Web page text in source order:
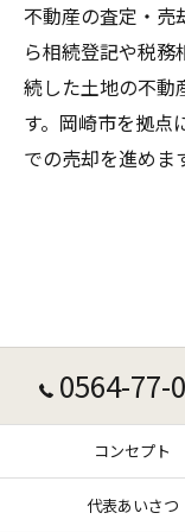
不動産の査定・売
ら相続登記や税
続した土地の不動
す。岡崎市を拠点
での売却を進めま
0564-77-
コンセプト
代表あいさつ